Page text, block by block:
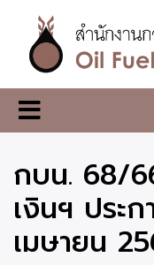
เนื้อหา
หลักสำนักงาน
กองทุน
น้ำมัน
เชื้อ
เพลิง
กบน. 68/
เงินฯ ประ
เมษายน